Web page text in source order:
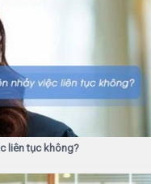
liên tục không?